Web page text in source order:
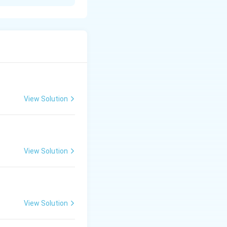
जाकर 'आज़ाद
का त्याग कर
View Solution
View Solution
View Solution